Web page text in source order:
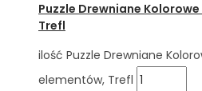
Puzzle Drewniane
Trefl
ilość Puzzle Drewniane
elementów, Trefl